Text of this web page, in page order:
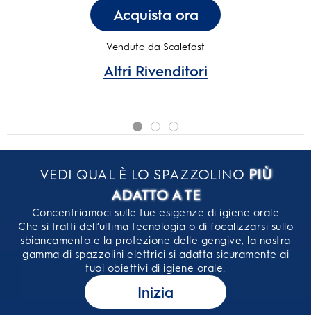
Acquista ora
Venduto da Scalefast
Altri Rivenditori
VEDI QUAL È LO SPAZZOLINO PIÙ
ADATTO A TE
Concentriamoci sulle tue esigenze di igiene orale
Che si tratti dell’ultima tecnologia o di focalizzarsi sullo
sbiancamento e la protezione delle gengive, la nostra
gamma di spazzolini elettrici si adatta sicuramente ai
tuoi obiettivi di igiene orale.
Inizia